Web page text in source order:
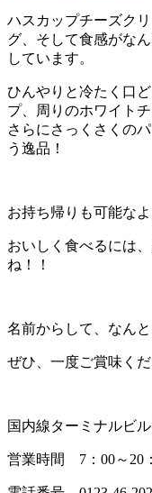
ハスカップチーズク
グ、そして食感がな
しています。
ひんやりと冷たく口
プ、周りのホワイト
さらにさっくさくの
う逸品！
お持ち帰りも可能な
おいしく食べるには
ね！！
名前からして、なん
ぜひ、一度ご賞味くだ
国内線ターミナルビ
営業時間 7：00～20